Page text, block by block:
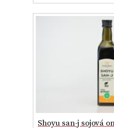
Shoyu san-j sojová